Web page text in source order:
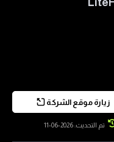
زيارة موقع الشركة
تم التحديث: 2026-06-11